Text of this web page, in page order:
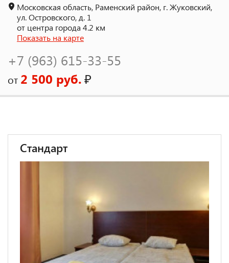
Московская область, Раменский район, г. Жуковский,
ул. Островского, д. 1
от центра города 4.2 км
Показать на карте
+7 (963) 615-33-55
от 2 500 руб.₽
Стандарт